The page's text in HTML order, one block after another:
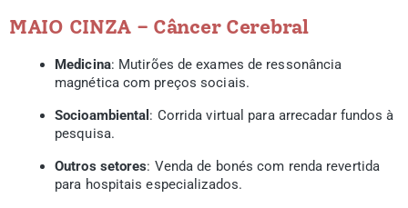
MAIO CINZA – Câncer Cerebral
Medicina: Mutirões de exames de ressonância
magnética com preços sociais.
Socioambiental : Corrida virtual para arrecadar fundos à
pesquisa.
Outros setores: Venda de bonés com renda revertida
para hospitais especializados.